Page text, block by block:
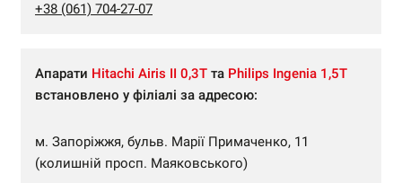
+38 (061) 704-27-07
Апарати Hitachi Airis II 0,3Т та Philips Ingenia 1,5Т
встановлено у філіалі за адресою:
м. Запоріжжя, бульв. Марії Примаченко, 11
(колишній просп. Маяковського)